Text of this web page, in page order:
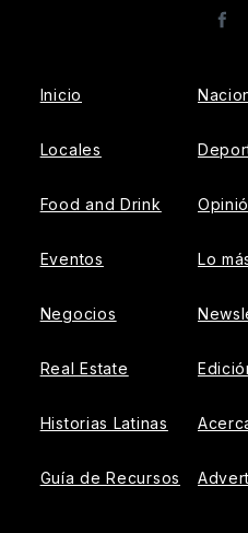
Inicio
Locales
Food and Drink
Eventos
Negocios
Real Estate
Historias Latinas
Guía de Recursos
Lo